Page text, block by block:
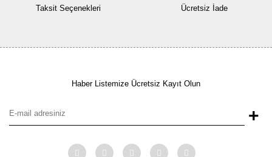
Taksit Seçenekleri Ücretsiz İade
Haber Listemize Ücretsiz Kayıt Olun
+